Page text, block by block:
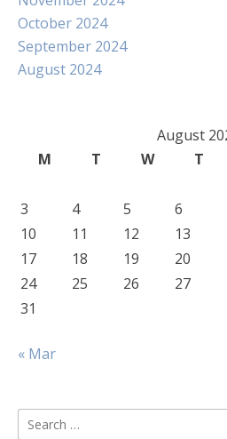
October 2024
September 2024
August 2024
August
M
T W T
3
4 5 6
10
11 12 13
17
18 19 20
24
25 26 27
31
« Mar
Search